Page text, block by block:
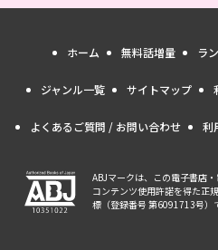
ホーム 無料話増量 ラ
ジャンル一覧 サイトマップ
よくあるご質問 / お問い合わせ 利
ABJマークは、この電子書店
コンテンツ使用許諾を得た正
標（登録番号 第6091713号）